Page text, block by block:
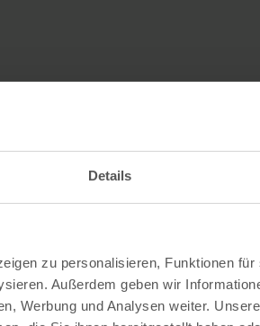
Details
zu personalisieren, Funktionen
Außerdem geben wir
Werbung und Analysen weiter.